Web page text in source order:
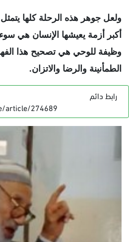
ولعل جوهر هذه الرحلة كلها
أكبر أزمة يعيشها الإنسان هي
وظيفة للوحي هي تصحيح هذا
الطمأنينة والرضا والاتزان.
رابط دائم
article/274689